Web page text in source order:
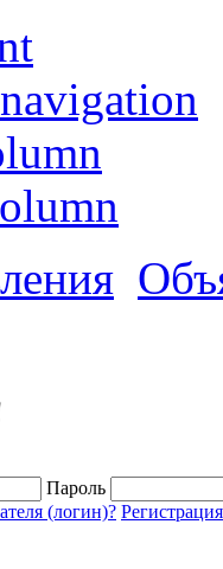
Пароль
(логин)? Регистрация